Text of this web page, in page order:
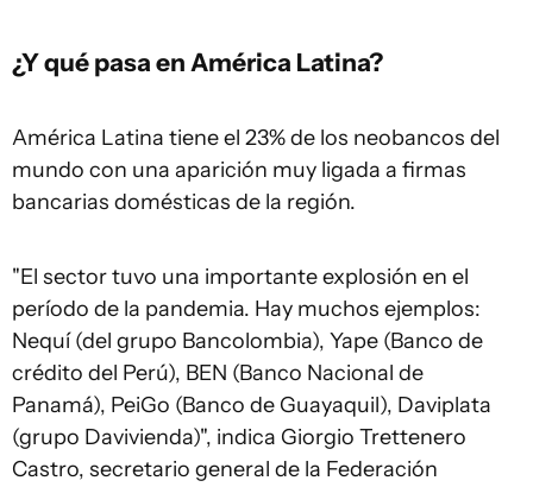
¿Y qué pasa en América Latina?
América Latina tiene el 23% de los neobancos del
mundo con una aparición muy ligada a firmas
bancarias domésticas de la región.
"El sector tuvo una importante explosión en el
período de la pandemia. Hay muchos ejemplos:
Nequí (del grupo Bancolombia), Yape (Banco de
crédito del Perú), BEN (Banco Nacional de
Panamá), PeiGo (Banco de Guayaquil), Daviplata
(grupo Davivienda)", indica Giorgio Trettenero
Castro, secretario general de la Federación